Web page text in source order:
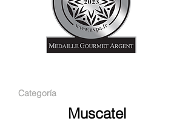
Categoría
Muscatel